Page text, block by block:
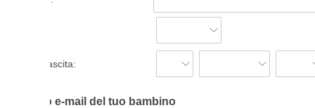
e-mail del tuo bambino